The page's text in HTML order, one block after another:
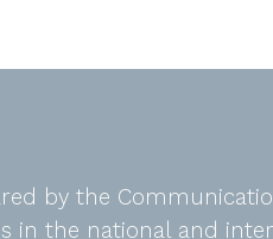
by the
in the national and